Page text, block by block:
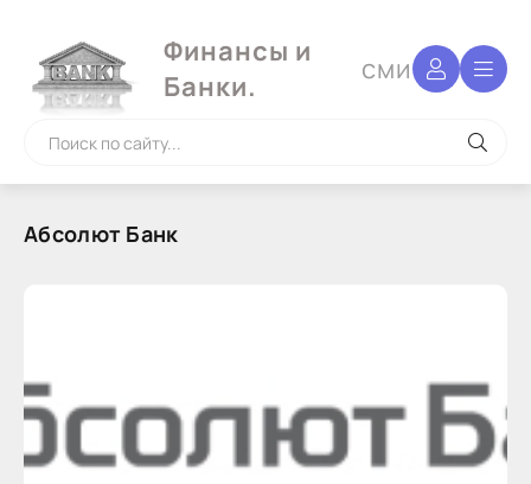
Финансы и
Банки.
сми
Абсолют Банк